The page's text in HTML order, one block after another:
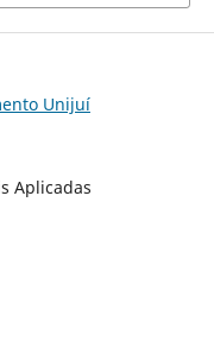
Unijuí
Aplicadas